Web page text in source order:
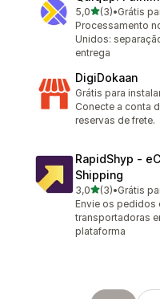
5,0de 5 estrelas
(3)
3 avaliações ao
•Grátis
Processamento
Unidos:
entrega
DigiDokaan
Grátis para
Conecte a conta
reservas de frete.
RapidShyp ‑
Shipping
3,0de 5 estrelas
(3)
3 avaliações ao
•Grátis
Envie os pedidos
transportadoras
plataforma